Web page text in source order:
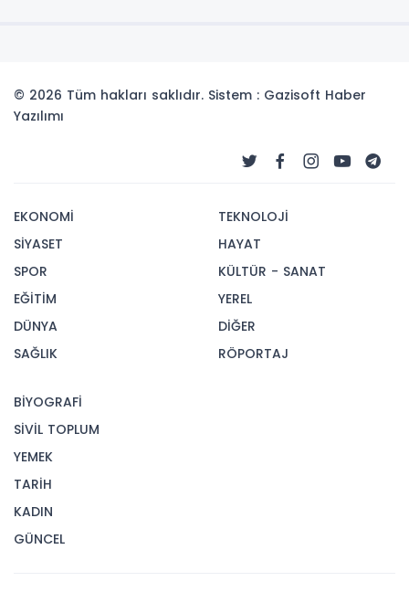
© 2026 Tüm hakları saklıdır. Sistem : Gazisoft Haber
Yazılımı
EKONOMİ
SİYASET
SPOR
EĞİTİM
DÜNYA
SAĞLIK
TEKNOLOJİ
HAYAT
KÜLTÜR - SANAT
YEREL
DİĞER
RÖPORTAJ
BİYOGRAFİ
SİVİL TOPLUM
YEMEK
TARİH
KADIN
GÜNCEL